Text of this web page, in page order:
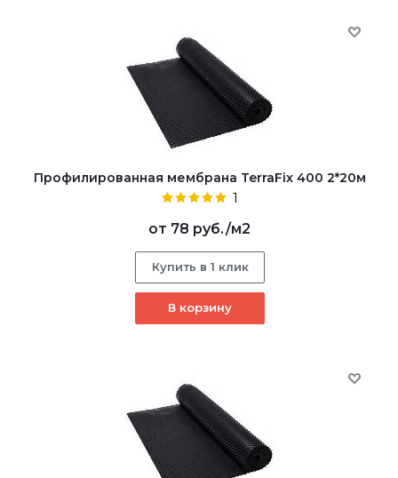
Профилированная мембрана TerraFix 400 2*20м
1
от 78 руб./м2
Купить в 1 клик
В корзину